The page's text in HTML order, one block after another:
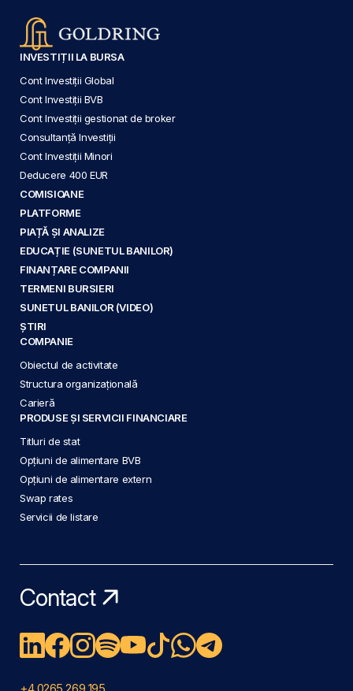
INVESTIȚII LA BURSA
Cont Investiții Global
Cont Investiții BVB
Cont Investiții gestionat de broker
Consultanță Investiții
Cont Investiții Minori
Deducere 400 EUR
COMISIOANE
PLATFORME
PIAȚĂ ȘI ANALIZE
EDUCAȚIE (SUNETUL BANILOR)
FINANȚARE COMPANII
TERMENI BURSIERI
SUNETUL BANILOR (VIDEO)
ȘTIRI
COMPANIE
Obiectul de activitate
Structura organizațională
Carieră
PRODUSE ȘI SERVICII FINANCIARE
Titluri de stat
Opțiuni de alimentare BVB
Opțiuni de alimentare extern
Swap rates
Servicii de listare
Contact